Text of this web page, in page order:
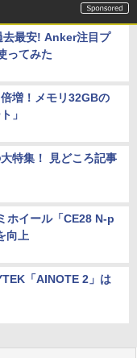
最安! Anker注目プ
ってみた
増！メモリ32GBの
」
特集！ 見どころ記事
ホイール「CE28 N-p
向上
「AINOTE 2」は